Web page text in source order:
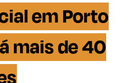
em Porto
mais de 40